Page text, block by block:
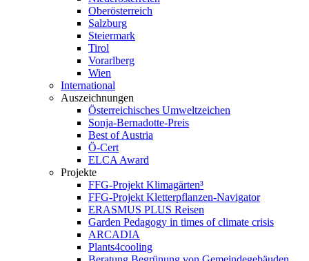
Oberösterreich
Salzburg
Steiermark
Tirol
Vorarlberg
Wien
International
Auszeichnungen
Österreichisches Umweltzeichen
Sonja-Bernadotte-Preis
Best of Austria
Ö-Cert
ELCA Award
Projekte
FFG-Projekt Klimagärten³
FFG-Projekt Kletterpflanzen-Navigator
ERASMUS PLUS Reisen
Garden Pedagogy in times of climate crisis
ARCADIA
Plants4cooling